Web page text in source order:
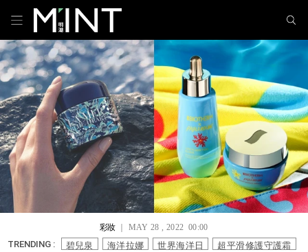
彩妝｜ MAY 28 , 2022 00:00
TRENDING : 碧兒泉 海洋拉娜 世界海洋日
超平滑修護守護霜